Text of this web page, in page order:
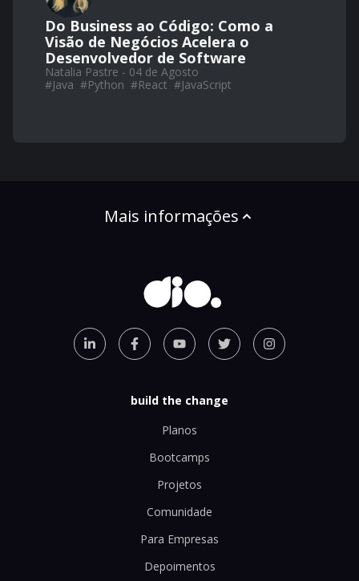
Do Business ao Código: Como a
Visão de Negócios Acelera o
Desenvolvedor de Software
Natalia Pastre - 04 de Agosto
#Java #Python #React #JavaScript
Mais informações
build the change
Planos
Bootcamps
Projetos
Comunidade
Para Empresas
Depoimentos